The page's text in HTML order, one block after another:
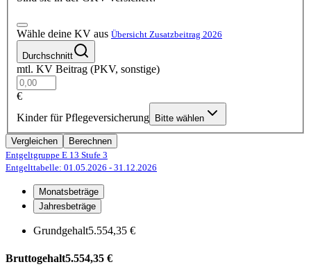
Wähle deine KV aus Übersicht Zusatzbeitrag 2026
Durchschnitt
mtl. KV Beitrag (PKV, sonstige)
€
Kinder für Pflegeversicherung
Bitte wählen
Vergleichen
Berechnen
Entgeltgruppe E 13 Stufe 3
Entgelttabelle: 01.05.2026 - 31.12.2026
Monatsbeträge
Jahresbeträge
Grundgehalt5.554,35 €
Bruttogehalt5.554,35 €